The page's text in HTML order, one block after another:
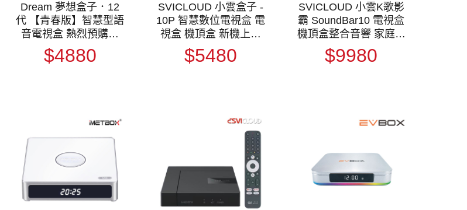
Dream 夢想盒子．12
代 【青春版】智慧型語
音電視盒 熱烈預購中
Android 14 4K超清影音
智慧盒子 機上盒 機頂
$4880
SVICLOUD 小雲盒子 -
10P 智慧數位電視盒 電
視盒 機頂盒 新機上市
好禮相送
$5480
SVICLOUD 小雲K歌影
霸 SoundBar10 電視盒
機頂盒整合音響 家庭劇
院
$9980